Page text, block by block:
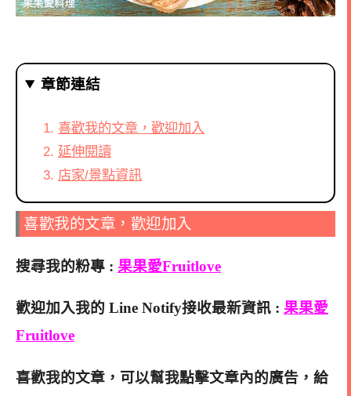
章節連結
喜歡我的文章，歡迎加入
延伸閱讀
店家/景點資訊
喜歡我的文章，歡迎加入
搜尋我的粉專 : 果果愛Fruitlove
歡迎加入我的 Line Notify接收最新資訊 : 果果愛
Fruitlove
喜歡我的文章，可以幫我點擊文章內的廣告，給